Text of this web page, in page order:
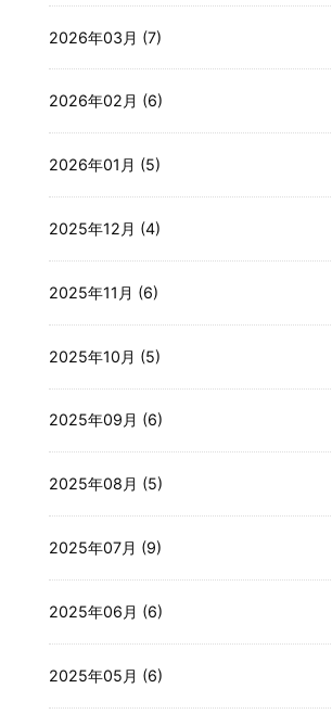
2026年03月 (7)
2026年02月 (6)
2026年01月 (5)
2025年12月 (4)
2025年11月 (6)
2025年10月 (5)
2025年09月 (6)
2025年08月 (5)
2025年07月 (9)
2025年06月 (6)
2025年05月 (6)